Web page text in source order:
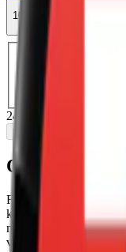
10-pack
Slut i lager
Välj antal dosor
1-pack
10-pack
249 kr
/
Slut i lager
Om FIX
FIX Cherry Blossom #5
körsbär och
nikotin per prilla och en
vitt snus. FIX,